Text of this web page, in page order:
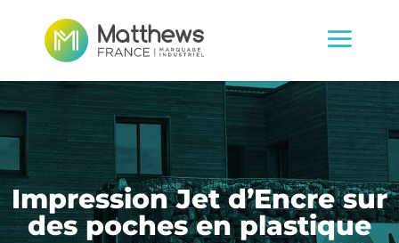
Impression Jet d’Encre sur
des poches en plastique